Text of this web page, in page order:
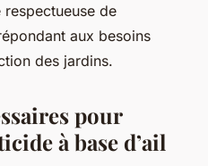
de
aux besoins
des jardins.
pour
à base d’ail